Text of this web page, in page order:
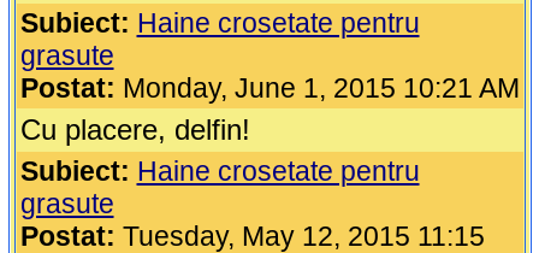
Subiect: Haine crosetate pentru
grasute
Postat: Monday, June 1, 2015 10:21 AM
Cu placere, delfin!
Subiect: Haine crosetate pentru
grasute
Postat: Tuesday, May 12, 2015 11:15